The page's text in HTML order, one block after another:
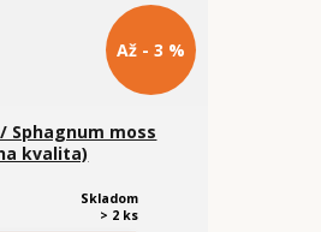
Až - 3 %
Sphagnum moss
kvalita)
Skladom
> 2 ks